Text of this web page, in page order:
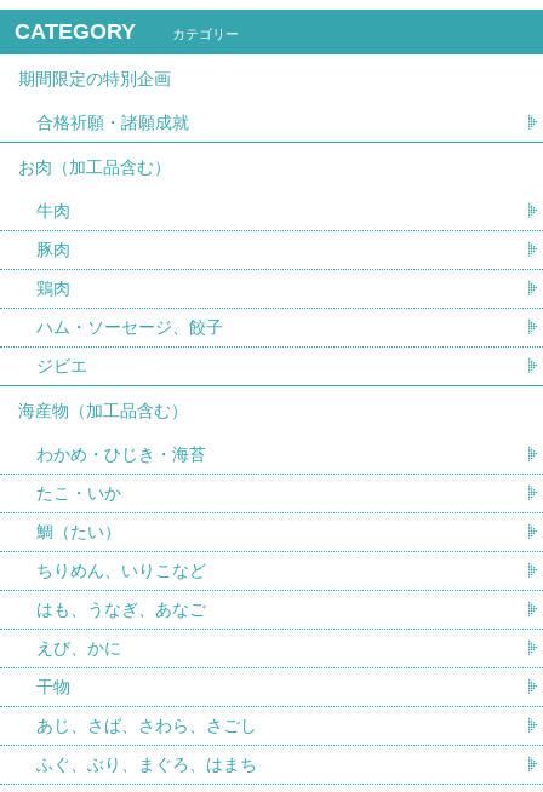
CATEGORY カテゴリー
期間限定の特別企画
合格祈願・諸願成就
お肉（加工品含む）
牛肉
豚肉
鶏肉
ハム・ソーセージ、餃子
ジビエ
海産物（加工品含む）
わかめ・ひじき・海苔
たこ・いか
鯛（たい）
ちりめん、いりこなど
はも、うなぎ、あなご
えび、かに
干物
あじ、さば、さわら、さごし
ふぐ、ぶり、まぐろ、はまち